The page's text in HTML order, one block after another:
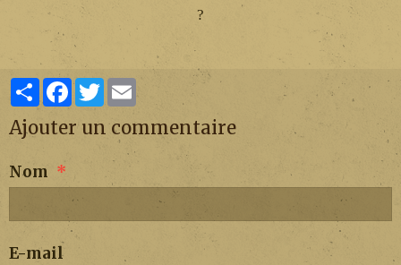
?
PartagerFacebook
Twitter
Ajouter un commentaire
Nom
E-mail